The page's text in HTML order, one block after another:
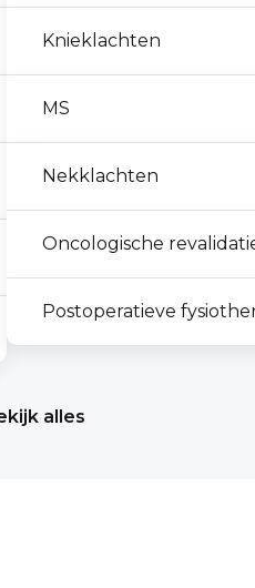
Knieklachten
MS
Nekklachten
Oncologische
Postoperatieve
alles